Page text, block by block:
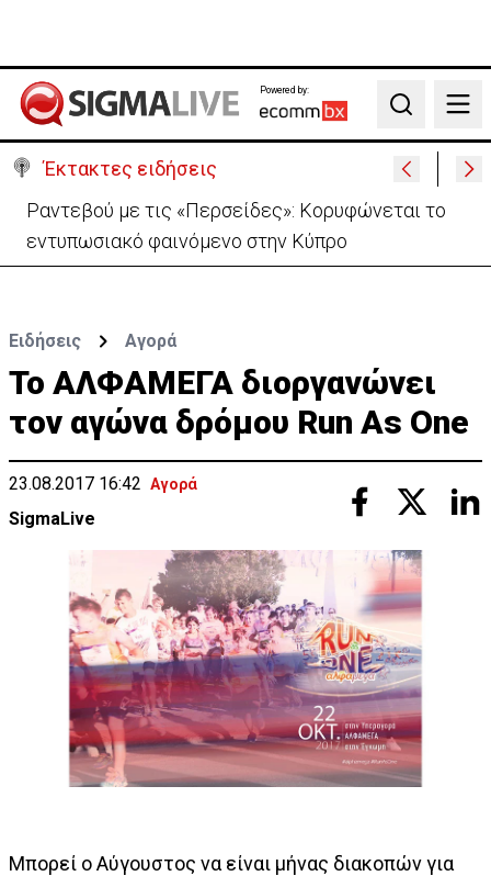
Powered by:
Search
Έκτακτες ειδήσεις
Κολομβία: Σε κατάσταση «εθνικής καταστροφής»
μετά τον σεισμό-111 νεκροί
Ειδήσεις Αγορά
Το ΑΛΦΑΜΕΓΑ διοργανώνει
τον αγώνα δρόμου Run As One
23.08.2017 16:42 Αγορά
SigmaLive
Μπορεί ο Αύγουστος να είναι μήνας διακοπών για